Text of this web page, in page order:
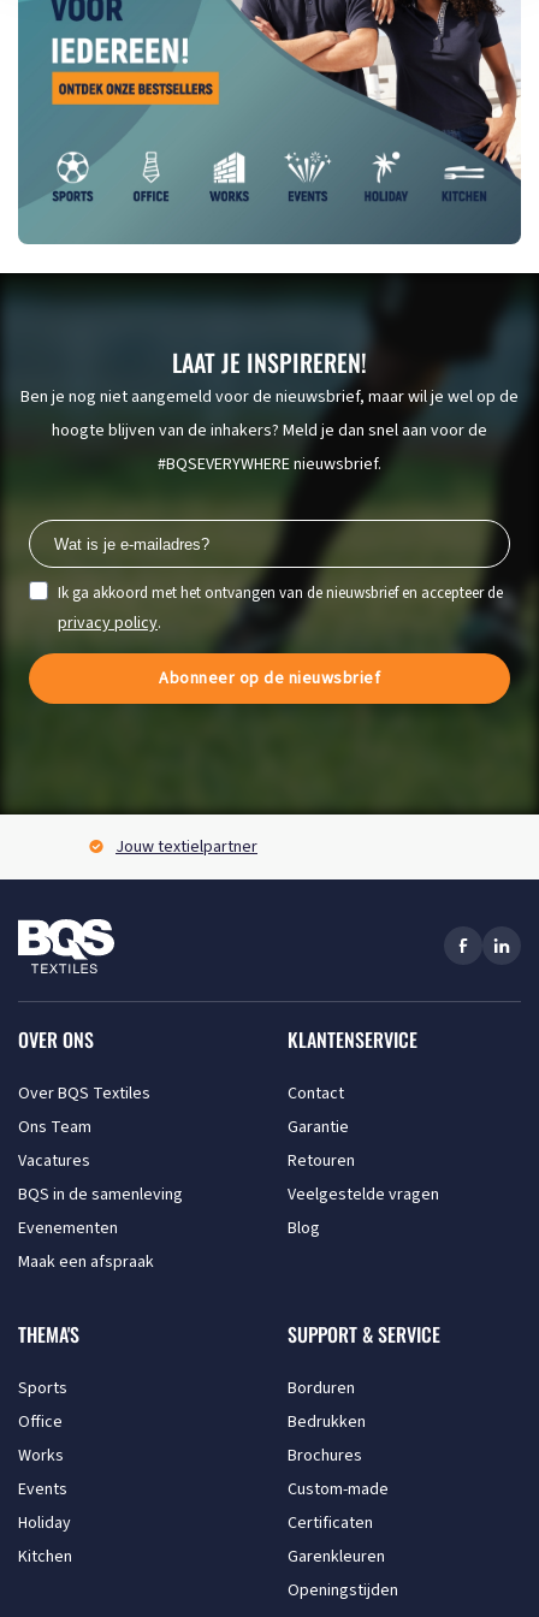
LAAT JE INSPIREREN!
Ben je nog niet aangemeld voor de nieuwsbrief, maar wil je wel op de
hoogte blijven van de inhakers? Meld je dan snel aan voor de
#BQSEVERYWHERE nieuwsbrief.
Ik ga akkoord met het ontvangen van de nieuwsbrief en accepteer de
privacy policy.
Abonneer op de nieuwsbrief
Jouw textielpartner
OVER ONS
Over BQS Textiles
Ons Team
Vacatures
BQS in de samenleving
Evenementen
Maak een afspraak
KLANTENSERVICE
Contact
Garantie
Retouren
Veelgestelde vragen
Blog
THEMA'S
Sports
Office
Works
Events
Holiday
Kitchen
SUPPORT & SERVICE
Borduren
Bedrukken
Brochures
Custom-made
Certificaten
Garenkleuren
Openingstijden